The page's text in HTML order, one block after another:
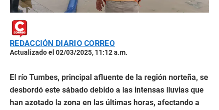
REDACCIÓN DIARIO CORREO
Actualizado el 02/03/2025, 11:12 a.m.
El río Tumbes, principal afluente de la región norteña, se
desbordó este sábado debido a las intensas lluvias que
han azotado la zona en las últimas horas, afectando a